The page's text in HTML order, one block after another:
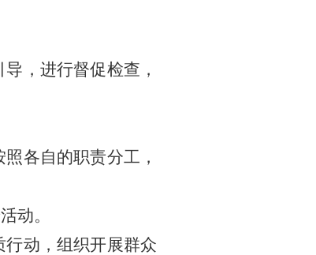
，进行督促检查，
各自的职责分工，
动。
动，组织开展群众